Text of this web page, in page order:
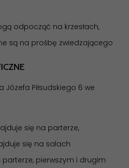
odpocząć na krzesłach,
są na prośbę zwiedzającego
Józefa Piłsudskiego 6 we
się na parterze,
się na salach
pierwszym i drugim